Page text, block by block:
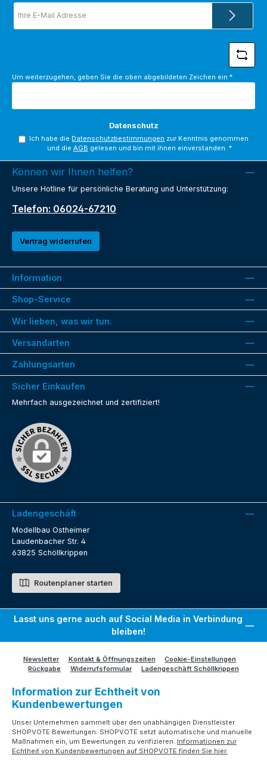
Mail-
Um weiterzugehen, geben Sie die oben abgebildeten Zeichen ein *
Datenschutz
Ich habe die Datenschutzbestimmungen zur Kenntnis genommen
und die AGB gelesen und bin mit ihnen einverstanden. *
Können wir Ihnen helfen?
Unsere Hotline für persönliche Beratung und Unterstützung:
Telefon: 06024-67210
Vertrag widerrufen
Information
Shop-Service
Wir lieben, was wir tun.
Versandarten
Zahlungsarten
Sicher Einkaufen
Mehrfach ausgezeichnet und zertifiziert!
Ladengeschäft
Modellbau Ostheimer
Laudenbacher Str. 4
63825 Schöllkrippen
Routenplaner starten
Lasst uns gerne auch auf Social Media in Verbindung
bleiben!
Newsletter Kontakt & Öffnungszeiten
Cookie-Einstellungen
Rückgabe
Widerrufsformular Ladengeschäft Schöllkrippen
Information zur Echtheit von
Kundenbewertungen
Unser Unternehmen sammelt über den unabhängigen Dienstleister
SHOPVOTE Bewertungen. SHOPVOTE setzt automatische und manuelle
Maßnahmen ein, um Bewertungen zu verifizieren. Informationen zur
Echtheit von Kundenbewertungen auf SHOPVOTE finden Sie hier.